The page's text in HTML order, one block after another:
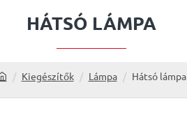
HÁTSÓ LÁMPA
o
Kiegészítők Lámpa Hátsó lámpa